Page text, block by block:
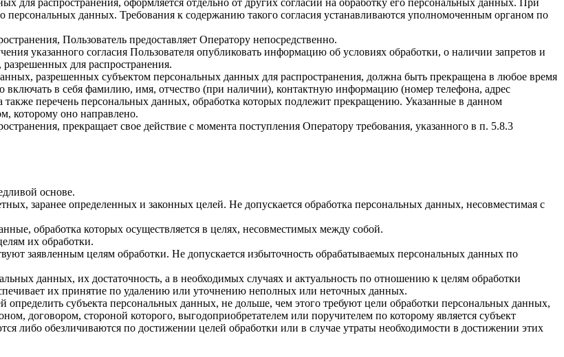
персональных данных. Требования к содержанию такого согласия устанавливаются уполномоченным органом по
Пользователь предоставляет Оператору непосредственно.
указанного согласия Пользователя опубликовать информацию об условиях обработки, о наличии запретов и
для распространения.
разрешенных субъектом персональных данных для распространения, должна быть прекращена в любое время
в себя фамилию, имя, отчество (при наличии), контактную информацию (номер телефона, адрес
перечень персональных данных, обработка которых подлежит прекращению. Указанные в данном
которому оно направлено.
прекращает свое действие с момента поступления Оператору требования, указанного в п. 5.8.3
основе.
заранее определенных и законных целей. Не допускается обработка персональных данных, несовместимая с
обработка которых осуществляется в целях, несовместимых между собой.
их обработки.
заявленным целям обработки. Не допускается избыточность обрабатываемых персональных данных по
данных, их достаточность, а в необходимых случаях и актуальность по отношению к целям обработки
их принятие по удалению или уточнению неполных или неточных данных.
субъекта персональных данных, не дольше, чем этого требуют цели обработки персональных данных,
договором, стороной которого, выгодоприобретателем или поручителем по которому является субъект
либо обезличиваются по достижении целей обработки или в случае утраты необходимости в достижении этих